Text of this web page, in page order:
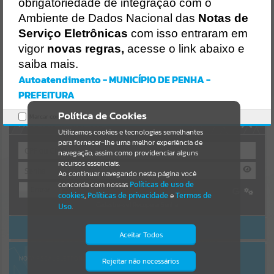
Resultados para""
Portais
Por favor, aguarde...
NOTÍCIAS
Por favor, aguarde...
SUBPORTAIS
Por favor, aguarde...
Por favor, aguarde...
AUTOATENDIMENTO
ACESSAR SEM LOGIN
NOTA FISCAL ELETRÔNICA
Política de Cookies
Utilizamos cookies e tecnologias semelhantes
para fornecer-lhe uma melhor experiência de
navegação, assim como providenciar alguns
recursos essenciais.
Ao continuar navegando nesta página você
concorda com nossas Políticas de uso de
cookies, Políticas de privacidadeeTermos de
Uso.
Aceitar Todos
Rejeitar não necessários
Isto significa que diversos recursos
obrigatoriedade de integração com o
Ambiente de Dados Nacional das Notas de
Serviço Eletrônicas com isso entraram em
vigor novas regras, acesse o link abaixo e
saiba mais.
Autoatendimento - MUNICÍPIO DE PENHA -
PREFEITURA
Marcar como lido.
https://penha.atende.net/cidadao/pagina/static/bundle/wpo_index_
2_base_l2_portal_editores_sync_56998420b9d592b2dbd4b7f2410a
60bf.js?v=c9751bb2:47
Verificar Mais Detalhes